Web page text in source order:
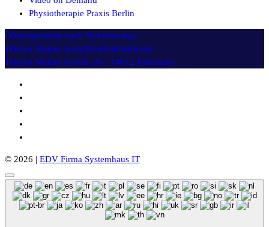
Physiotherapie Praxis Berlin
Öffnungszeiten nach Vereinbarung
Telefon Makler team@telefonmakler.de
Telefon Makler Poststr. 26 - 14612 Falkensee
© 2026 | EDV Firma Systemhaus IT